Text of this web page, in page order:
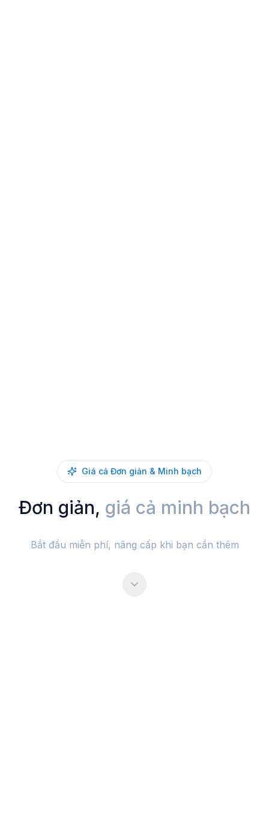
Giá cả Đơn giản & Minh bạch
Đơn giản, giá cả minh bạch
Bắt đầu miễn phí, nâng cấp khi bạn cần thêm